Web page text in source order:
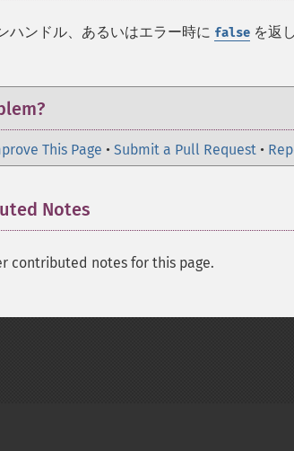
ハンドル、あるいはエラー時に false を返
This Page • Submit a Pull Request •
Notes
contributed notes for this page.